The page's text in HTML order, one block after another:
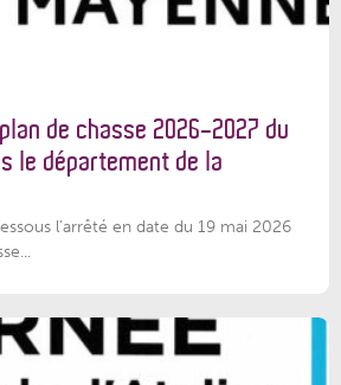
de chasse 2026-2027 du
le département de la
l’arrêté en date du 19 mai 2026